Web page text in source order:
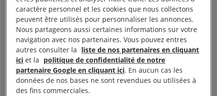
caractère personnel et les cookies que nous collectons
peuvent être utilisés pour personnaliser les annonces.
Nous partageons aussi certaines informations sur votre
navigation avec nos partenaires. Vous pouvez entres
autres consulter la liste de nos partenaires en cliquant
ici et la politique de confidentialité de notre
partenaire Google en cliquant ici. En aucun cas les
données de nos bases ne sont revendues ou utilisées à
des fins commerciales.